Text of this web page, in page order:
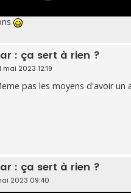
: ça sert à rien ?
mai 2023 12:19
pas les moyens d'avoir
: ça sert à rien ?
2023 09:40